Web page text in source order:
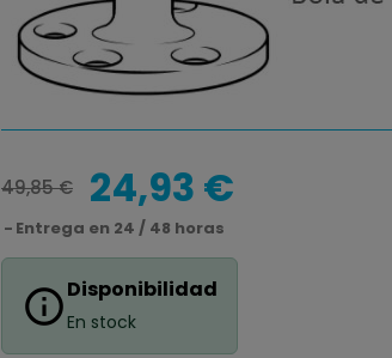
49,85 € 24,93 €
Entrega en 24 / 48 horas
info_outlineDisponibilidad
En stock